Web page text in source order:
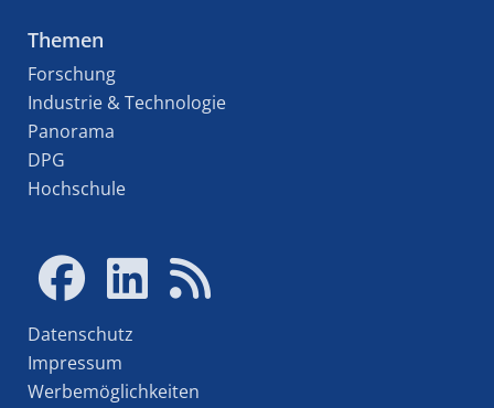
Themen
Forschung
Industrie & Technologie
Panorama
DPG
Hochschule
Datenschutz
Impressum
Werbemöglichkeiten